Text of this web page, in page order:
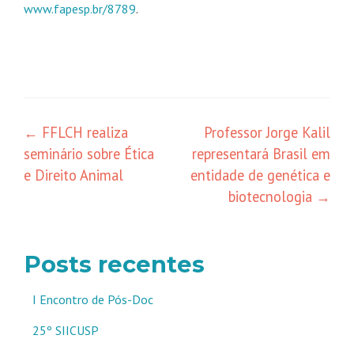
www.fapesp.br/8789.
Navegação
de
← FFLCH realiza
seminário sobre Ética
e Direito Animal
Professor Jorge Kalil
representará Brasil em
entidade de genética e
biotecnologia →
Posts recentes
I Encontro de Pós-Doc
25º SIICUSP